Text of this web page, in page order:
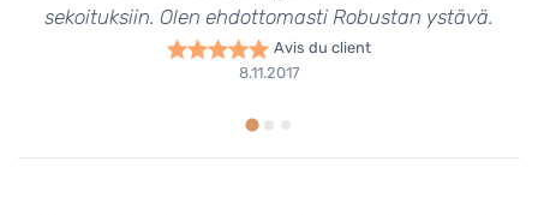
sekoituksiin. Olen ehdottomasti Robustan ystävä.
Avis du client
8.11.2017